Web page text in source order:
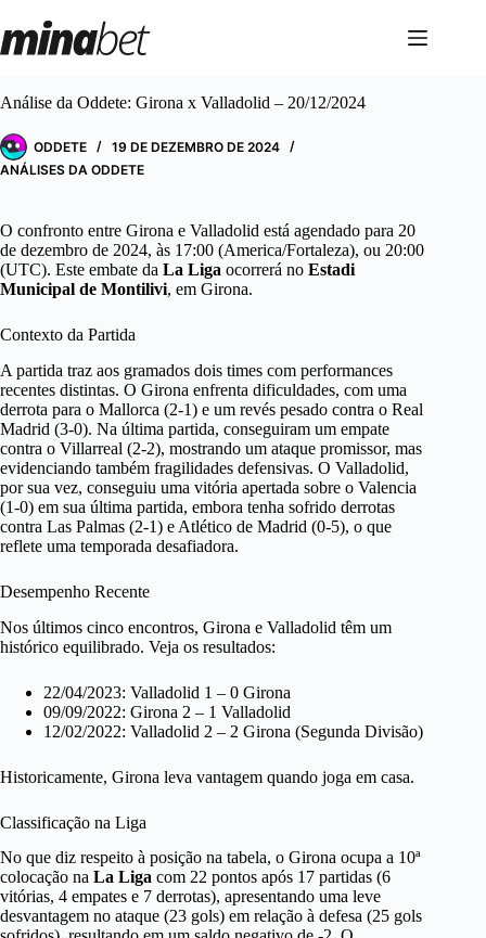
para
o
Análise da Oddete: Girona x Valladolid – 20/12/2024
ODDETE
19 DE DEZEMBRO DE 2024
ANÁLISES DA ODDETE
O confronto entre Girona e Valladolid está agendado para 20
de dezembro de 2024, às 17:00 (America/Fortaleza), ou 20:00
(UTC). Este embate da La Liga ocorrerá no Estadi
Municipal de Montilivi, em Girona.
Contexto da Partida
A partida traz aos gramados dois times com performances
recentes distintas. O Girona enfrenta dificuldades, com uma
derrota para o Mallorca (2-1) e um revés pesado contra o Real
Madrid (3-0). Na última partida, conseguiram um empate
contra o Villarreal (2-2), mostrando um ataque promissor, mas
evidenciando também fragilidades defensivas. O Valladolid,
por sua vez, conseguiu uma vitória apertada sobre o Valencia
(1-0) em sua última partida, embora tenha sofrido derrotas
contra Las Palmas (2-1) e Atlético de Madrid (0-5), o que
reflete uma temporada desafiadora.
Desempenho Recente
Nos últimos cinco encontros, Girona e Valladolid têm um
histórico equilibrado. Veja os resultados:
22/04/2023: Valladolid 1 – 0 Girona
09/09/2022: Girona 2 – 1 Valladolid
12/02/2022: Valladolid 2 – 2 Girona (Segunda Divisão)
Historicamente, Girona leva vantagem quando joga em casa.
Classificação na Liga
No que diz respeito à posição na tabela, o Girona ocupa a 10ª
colocação na La Liga com 22 pontos após 17 partidas (6
vitórias, 4 empates e 7 derrotas), apresentando uma leve
desvantagem no ataque (23 gols) em relação à defesa (25 gols